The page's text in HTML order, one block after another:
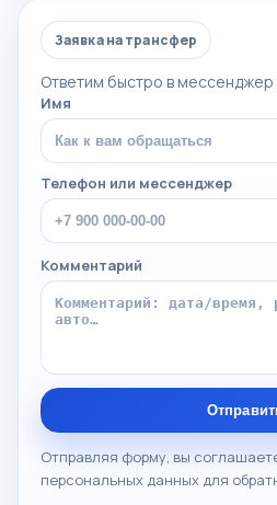
Заявка на трансфер
Ответим быстро в мессенджер
Имя
Телефон или мессенджер
Комментарий
Отправляя форму, вы
персональных данных для